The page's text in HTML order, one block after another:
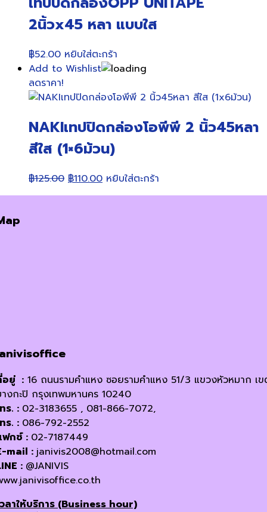
2นิ้วx45 หลา แบบใส
฿52.00 หยิบใส่ตะกร้า
Add to Wishlist
ลดราคา!
NAKIเทปปิดกล่องโอพีพี 2 นิ้ว45หลา
สีใส (1×6ม้วน)
฿125.00 Original
price
฿110.00Current
price
หยิบใส่ตะกร้า
อยู่ : 16 ถนนรามคำแหง ซอยรามคำแหง 51/3 แขวงหัวหมาก เ
งกะปิ กรุงเทพมหานคร 10240
ร. : 02-3183655 , 081-866-7072,
ร. : 086-792-2552
กซ์ : 02-7187449
mail : janivis2008@hotmail.com
: @JANIVIS
ลาให้บริการ (Business hour)